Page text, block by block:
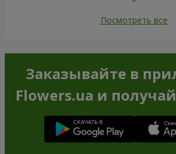
Посмотреть все
Заказывайте в
Flowers.ua и